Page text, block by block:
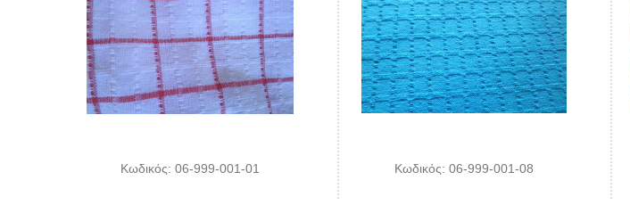
Κωδικός: 06-999-001-01 Κωδικός: 06-999-001-08